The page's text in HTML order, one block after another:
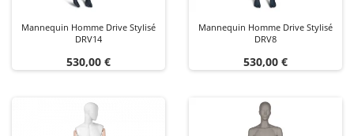
Mannequin Homme Drive Stylisé
DRV14
Prix
530,00 €
Mannequin Homme Drive Stylisé
DRV8
Prix
530,00 €